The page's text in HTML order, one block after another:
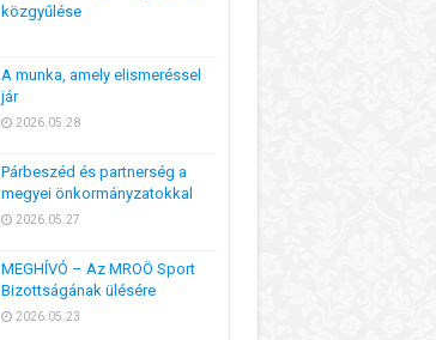
közgyűlése
A munka, amely elismeréssel
jár
2026.05.28
Párbeszéd és partnerség a
megyei önkormányzatokkal
2026.05.27
MEGHÍVÓ – Az MROÖ Sport
Bizottságának ülésére
2026.05.23